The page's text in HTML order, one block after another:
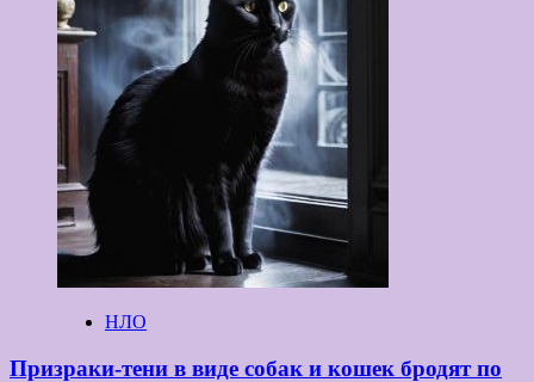
НЛО
Призраки-тени в виде собак и кошек бродят по